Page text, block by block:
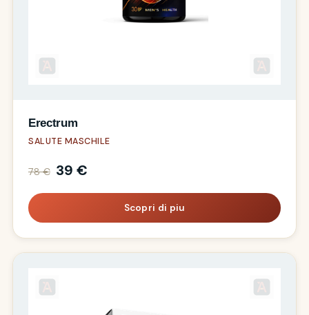
Erectrum
SALUTE MASCHILE
78 € 39 €
Scopri di piu